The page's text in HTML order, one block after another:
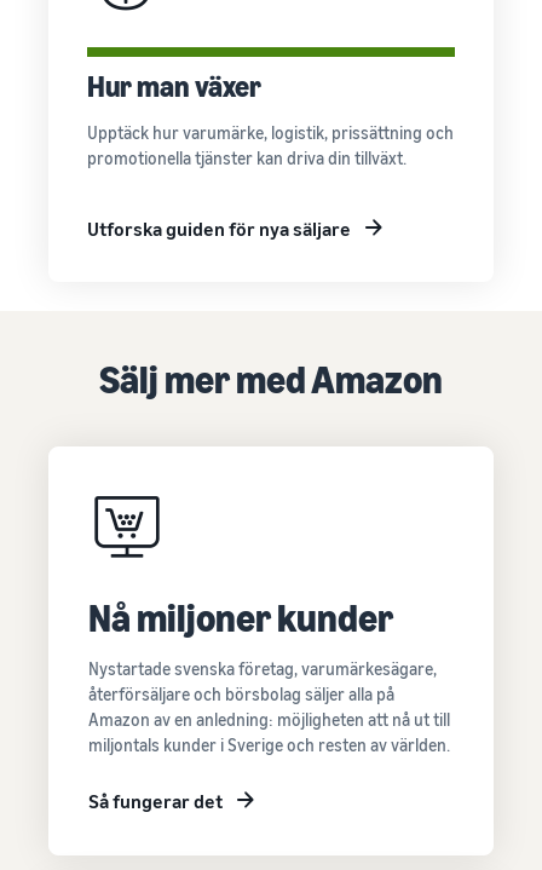
Hur man växer
Upptäck hur varumärke, logistik, prissättning och
promotionella tjänster kan driva din tillväxt.
Utforska guiden för nya säljare
Sälj mer med Amazon
Nå miljoner kunder
Nystartade svenska företag, varumärkesägare,
återförsäljare och börsbolag säljer alla på
Amazon av en anledning: möjligheten att nå ut till
miljontals kunder i Sverige och resten av världen.
Så fungerar det